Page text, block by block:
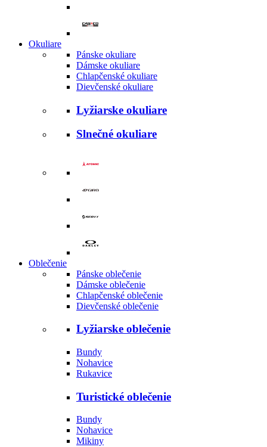
Okuliare
Pánske okuliare
Dámske okuliare
Chlapčenské okuliare
Dievčenské okuliare
Lyžiarske okuliare
Slnečné okuliare
Oblečenie
Pánske oblečenie
Dámske oblečenie
Chlapčenské oblečenie
Dievčenské oblečenie
Lyžiarske oblečenie
Bundy
Nohavice
Rukavice
Turistické oblečenie
Bundy
Nohavice
Mikiny